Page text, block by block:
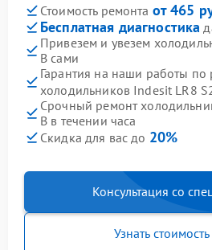
Стоимость ремонта от 465
Бесплатная диагностика
Привезем и увезем
B сами
Гарантия на наши работы по
холодильников Indesit LR8
Срочный ремонт
B в течении часа
Скидка для вас до 20%
Консультация со
Узнать